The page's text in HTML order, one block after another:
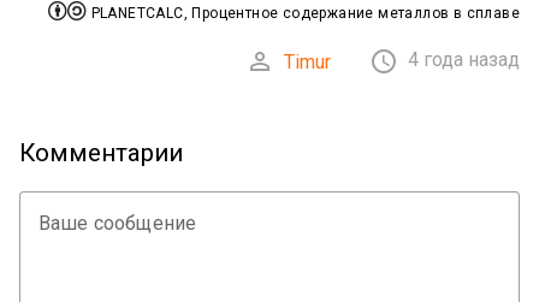
 PLANETCALC, Процентное содержание металлов в сплаве
 Timur  4 года назад
Комментарии
Ваше сообщение